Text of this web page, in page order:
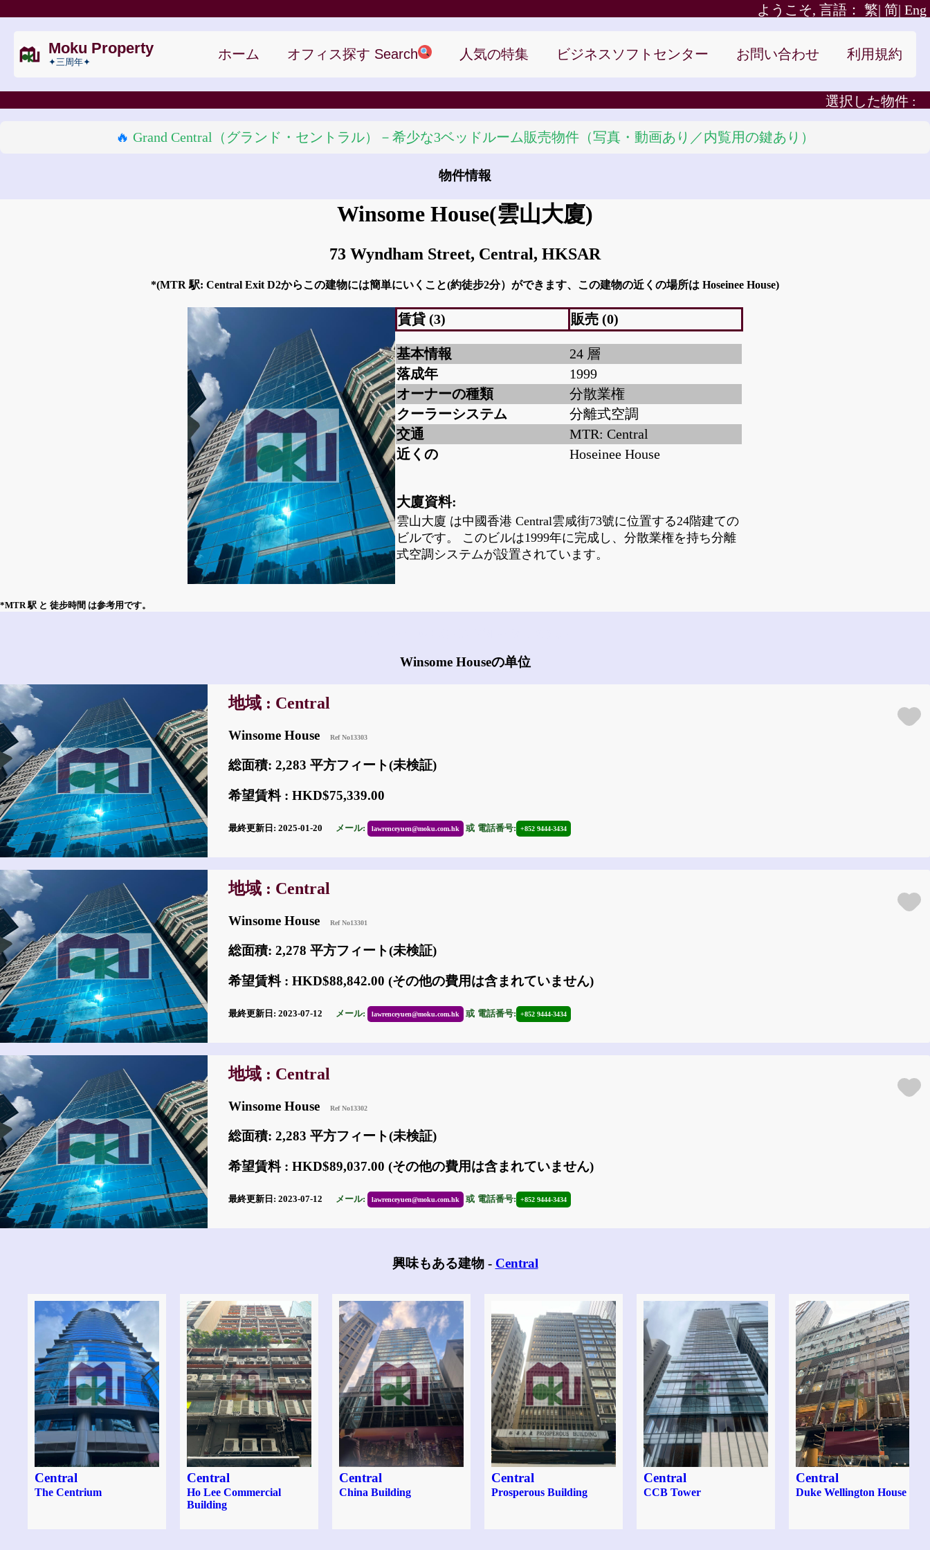
Eng
简|
ようこそ, 言語： 繁|
Moku Property
✦三周年✦
ホーム オフィス探す Search 人気の特集 ビジネスソフトセンター お問い合わせ 利用規約
選択した物件 :
🔥 Grand Central（グランド・セントラル）－希少な3ベッドルーム販売物件（写真・動画あり／内覧用の鍵あり）
物件情報
Winsome House(雲山大廈)
73 Wyndham Street, Central, HKSAR
*(MTR 駅: Central Exit D2からこの建物には簡単にいくこと(約徒步2分）ができます、この建物の近くの場所は Hoseinee House)
賃貸 (3) 販売 (0)
基本情報
24 層
落成年
1999
オーナーの種類
分散業権
クーラーシステム
分離式空調
交通
MTR: Central
近くの
Hoseinee House
大廈資料:
雲山大廈 は中國香港 Central雲咸街73號に位置する24階建ての
ビルです。 このビルは1999年に完成し、分散業権を持ち分離
式空調システムが設置されています。
*MTR 駅 と 徒步時間 は参考用です。
Winsome Houseの单位
地域 : Central
Winsome House Ref No13303
総面積: 2,283 平方フィート(未検証)
希望賃料 : HKD$75,339.00
最終更新日: 2025-01-20 メール: lawrenceyuen@moku.com.hk 或 電話番号: +852 9444-3434
地域 : Central
Winsome House Ref No13301
総面積: 2,278 平方フィート(未検証)
希望賃料 : HKD$88,842.00 (その他の費用は含まれていません)
最終更新日: 2023-07-12 メール: lawrenceyuen@moku.com.hk 或 電話番号: +852 9444-3434
地域 : Central
Winsome House Ref No13302
総面積: 2,283 平方フィート(未検証)
希望賃料 : HKD$89,037.00 (その他の費用は含まれていません)
最終更新日: 2023-07-12 メール: lawrenceyuen@moku.com.hk 或 電話番号: +852 9444-3434
興味もある建物 - Central
Central
The Centrium
Central
Ho Lee Commercial
Building
Central
China Building
Central
Prosperous Building
Central
CCB Tower
Central
Duke Wellington House